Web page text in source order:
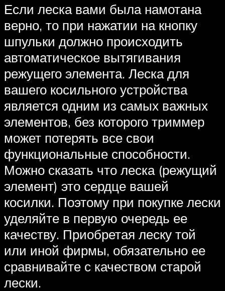
Если леска вами была намотана
верно, то при нажатии на кнопку
шпульки должно происходить
автоматическое вытягивания
режущего элемента. Леска для
вашего косильного устройства
является одним из самых важных
элементов, без которого триммер
может потерять все свои
функциональные способности.
Можно сказать что леска (режущий
элемент) это сердце вашей
косилки. Поэтому при покупке лески
уделяйте в первую очередь ее
качеству. Приобретая леску той
или иной фирмы, обязательно ее
сравнивайте с качеством старой
лески.